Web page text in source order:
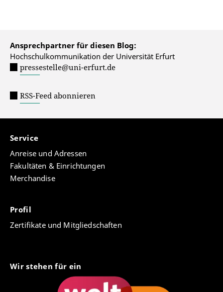
Ansprechpartner für diesen Blog:
Hochschulkommunikation der Universität Erfurt
pressestelle@uni-erfurt.de
RSS-Feed abonnieren
Service
Anreise und Adressen
Fakultäten & Einrichtungen
Merchandise
Profil
Zertifikate und Mitgliedschaften
Wir stehen für ein